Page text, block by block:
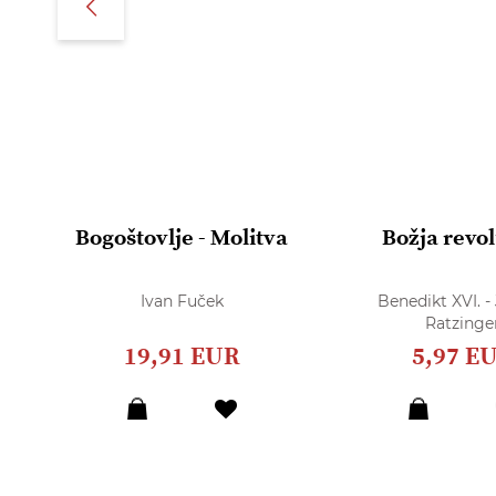
Bogoštovlje - Molitva
Ivan Fuček
19,91 EUR
Božja
Benedikt XVI. -
5,97